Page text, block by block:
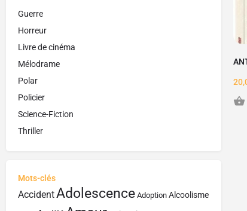
Guerre
Horreur
Livre de cinéma
Mélodrame
Polar
Policier
Science-Fiction
Thriller
Mots-clés
AccidentAdolescence Adoption Alcoolisme